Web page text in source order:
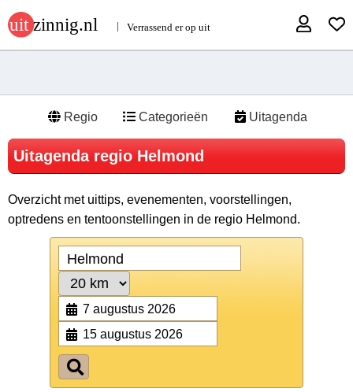
Regio Categorieën Uitagenda
Uitagenda regio Helmond
Overzicht met uittips, evenementen, voorstellingen,
optredens en tentoonstellingen in de regio Helmond.